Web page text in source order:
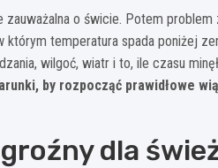
o świcie. Potem
temperatura spada poniżej
wilgoć, wiatr i to, ile czasu
by rozpocząć prawidłowe
dla